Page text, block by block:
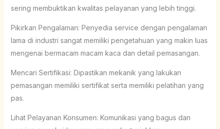
sering membuktikan kwalitas pelayanan yang lebih tinggi.
Pikirkan Pengalaman: Penyedia service dengan pengalaman
lama di industri sangat memiliki pengetahuan yang makin luas
mengenai bermacam macam kaca dan detail pemasangan.
Mencari Sertifikasi: Dipastikan mekanik yang lakukan
pemasangan memiliki sertifikat serta memiliki pelatihan yang
pas.
Lihat Pelayanan Konsumen: Komunikasi yang bagus dan